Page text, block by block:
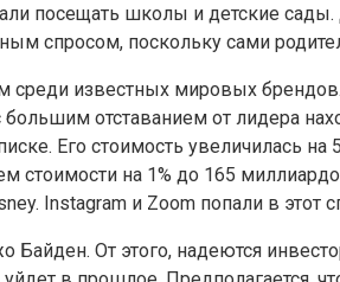
посещать школы и детские
спросом, поскольку сами
среди известных мировых
отставанием от лидера
Его стоимость увеличилась
стоимости на 1% до 165
Instagram и Zoom попали в этот
От этого, надеются